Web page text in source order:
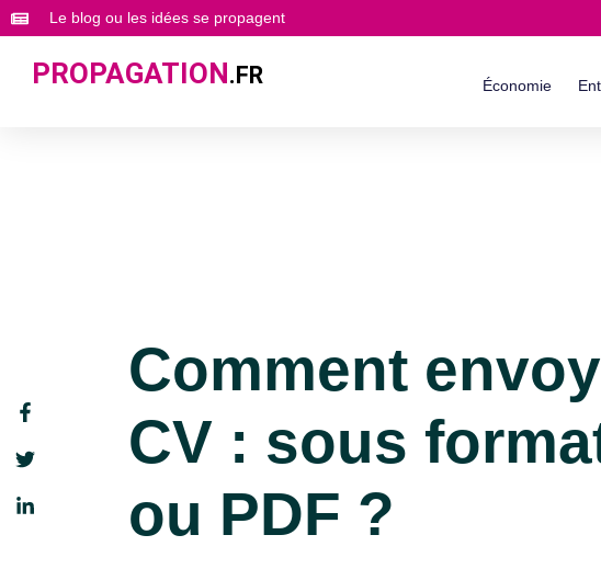
Le blog ou les idées se propagent
PROPAGATION.FR Économie
Comment
CV : sous
ou PDF ?